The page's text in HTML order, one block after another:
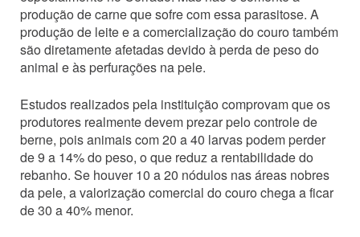
produção de carne que sofre com essa parasitose. A
produção de leite e a comercialização do couro também
são diretamente afetadas devido à perda de peso do
animal e às perfurações na pele.
Estudos realizados pela instituição comprovam que os
produtores realmente devem prezar pelo controle de
berne, pois animais com 20 a 40 larvas podem perder
de 9 a 14% do peso, o que reduz a rentabilidade do
rebanho. Se houver 10 a 20 nódulos nas áreas nobres
da pele, a valorização comercial do couro chega a ficar
de 30 a 40% menor.